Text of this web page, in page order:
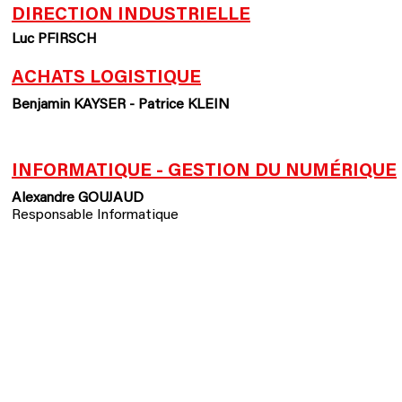
DIRECTION INDUSTRIELLE
Luc PFIRSCH
ACHATS LOGISTIQUE
Benjamin KAYSER - Patrice KLEIN
INFORMATIQUE - GESTION DU NUMÉRIQUE
Alexandre GOUJAUD
Responsable Informatique